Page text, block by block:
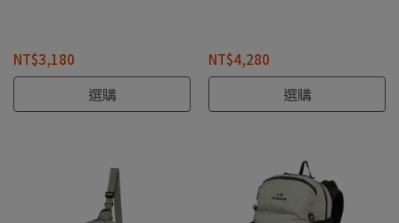
NT$3,180
選購
NT$4,280
選購